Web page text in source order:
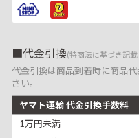
代金引換(特商法に基づき記
代金引換は商品到着時に商品
さい。
ヤマト運輸 代金引換手数料
1万円未満